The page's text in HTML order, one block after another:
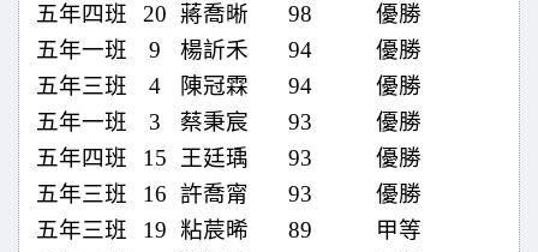
五年四班
20 蔣喬晰 98
優勝
五年一班
9 楊訢禾 94
優勝
五年三班
4 陳冠霖 94
優勝
五年一班
3 蔡秉宸 93
優勝
五年四班
15 王廷瑀 93
優勝
五年三班
16 許喬甯 93
優勝
五年三班
19 粘莀晞 89
甲等